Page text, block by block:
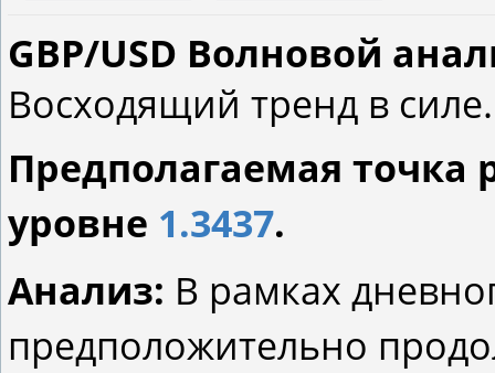
GBP/USD Волновой
Восходящий тренд в силе.
Предполагаемая точка
уровне 1.3437.
Анализ: В рамках
предположительно